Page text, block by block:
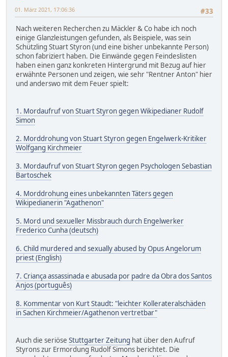
#33
01. März 2021, 17:06:36
Nach weiteren Recherchen zu Mäckler & Co habe ich noch
einige Glanzleistungen gefunden, als Beispiele, was sein
Schützling Stuart Styron (und eine bisher unbekannte Person)
schon fabriziert haben. Die Einwände gegen Feindeslisten
haben einen ganz konkreten Hintergrund mit Bezug auf hier
erwähnte Personen und zeigen, wie sehr "Rentner Anton" hier
und anderswo mit dem Feuer spielt:
1. Mordaufruf von Stuart Styron gegen Wikipedianer Rudolf
Simon
2. Morddrohung von Stuart Styron gegen Engelwerk-Kritiker
Wolfgang Kirchmeier
3. Mordaufruf von Stuart Styron gegen Psychologen Sebastian
Bartoschek
4. Morddrohung eines unbekannten Täters gegen
Wikipedianerin "Agathenon"
5. Mord und sexueller Missbrauch durch Engelwerker
Frederico Cunha (deutsch)
6. Child murdered and sexually abused by Opus Angelorum
priest (English)
7. Criança assassinada e abusada por padre da Obra dos Santos
Anjos (português)
8. Kommentar von Kurt Staudt: "leichter Kollerateralschäden
in Sachen Kirchmeier/Agathenon vertretbar"
Auch die seriöse Stuttgarter Zeitung hat über den Aufruf
Styrons zur Ermordung Rudolf Simons berichtet. Die